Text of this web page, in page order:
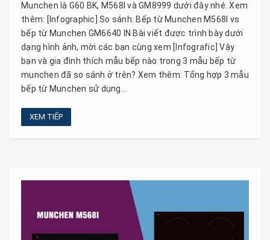
Munchen là G60 BK, M568I và GM8999 dưới đây nhé. Xem
thêm: [Infographic] So sánh: Bếp từ Munchen M568I vs
bếp từ Munchen GM6640 IN Bài viết được trình bày dưới
dạng hình ảnh, mời các bạn cùng xem [Infografic] Vậy
bạn và gia đình thích mẫu bếp nào trong 3 mẫu bếp từ
munchen đã so sánh ở trên? Xem thêm: Tổng hợp 3 mẫu
bếp từ Munchen sử dụng...
XEM TIẾP